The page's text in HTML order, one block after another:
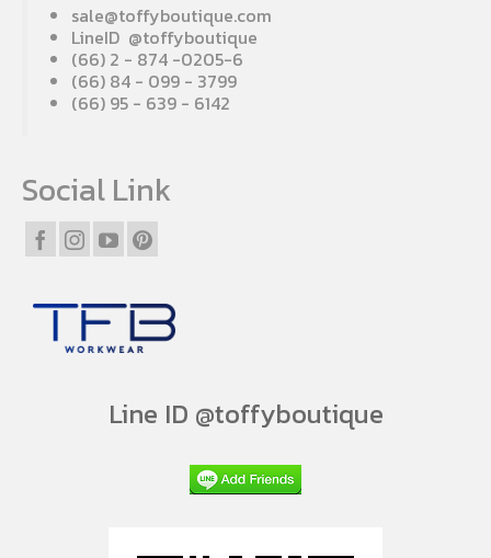
sale@toffyboutique.com
LineID @toffyboutique
(66) 2 - 874 -0205-6
(66) 84 - 099 - 3799
(66) 95 - 639 - 6142
Social Link
Line ID @toffyboutique